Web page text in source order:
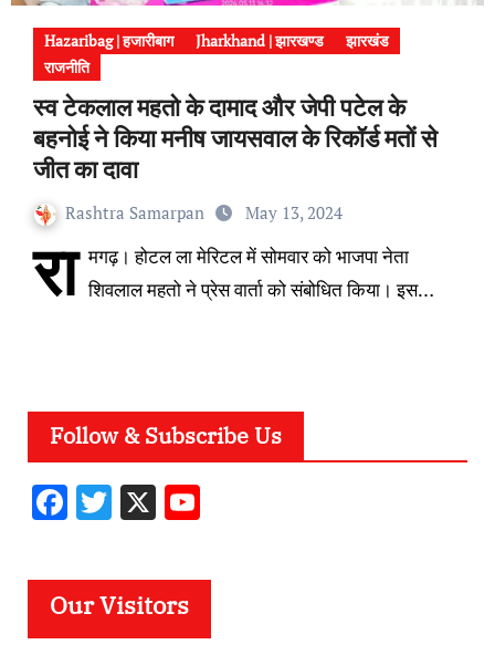
Hazaribag | हजारीबाग Jharkhand | झारखण्ड
झारखंड
राजनीति
स्व टेकलाल महतो के दामाद और जेपी पटेल के
बहनोई ने किया मनीष जायसवाल के रिकॉर्ड मतों से
जीत का दावा
Rashtra Samarpan May 13, 2024
रा मगढ़। होटल ला मेरिटल में सोमवार को भाजपा नेता
शिवलाल महतो ने प्रेस वार्ता को संबोधित किया। इस…
Follow & Subscribe Us
F
e
b
o
T
it
te
r
X Y
u
u
Our Visitors